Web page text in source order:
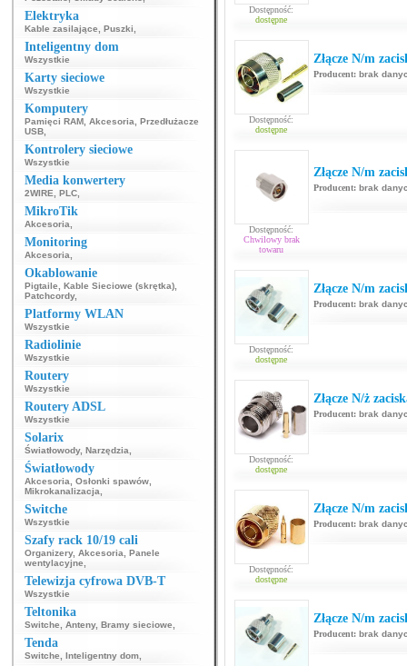
Elektryka
Kable zasilające Puszki
Inteligentny dom
Wszystkie
Karty sieciowe
Wszystkie
Komputery
Pamięci RAM Akcesoria
Przedłużacze
USB
Kontrolery sieciowe
Wszystkie
Media konwertery
2WIRE PLC
MikroTik
Akcesoria
Monitoring
Akcesoria
Okablowanie
Pigtaile Kable Sieciowe (skrętka)
Patchcordy,
Platformy WLAN
Wszystkie
Radiolinie
Wszystkie
Routery
Wszystkie
Routery ADSL
Wszystkie
Solarix
Światłowody, Narzędzia
Światłowody
Akcesoria Osłonki spawów
Mikrokanalizacja
Switche
Wszystkie
Szafy rack 10/19 cali
Organizery, Akcesoria
Panele
wentylacyjne
Telewizja cyfrowa DVB-T
Wszystkie
Teltonika
Switche Anteny, Bramy sieciowe
Tenda
Switche Inteligentny dom
Dostępność:
dostępne
Dostępność:
dostępne
Złącze N/m
Producent: brak
Dostępność:
Chwilowy brak
towaru
Złącze N/m
Producent: brak
Dostępność:
dostępne
Złącze N/m
Producent: brak
Dostępność:
dostępne
Złącze N/ż
Producent: brak
Dostępność:
dostępne
Złącze N/m
Producent: brak
Złącze N/m
Producent: brak